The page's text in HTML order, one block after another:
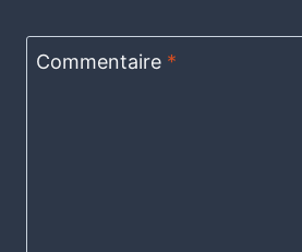
Commentaire *